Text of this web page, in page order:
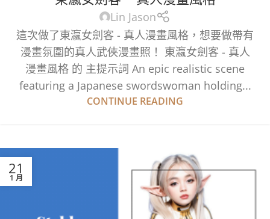
Lin Jason
這次做了東瀛女劍客 - 真人漫畫風格，想要做帶有
漫畫氛圍的真人武俠漫畫照！ 東瀛女劍客 - 真人
漫畫風格 的 主提示詞 An epic realistic scene
featuring a Japanese swordswoman holding...
CONTINUE READING
21
1 月